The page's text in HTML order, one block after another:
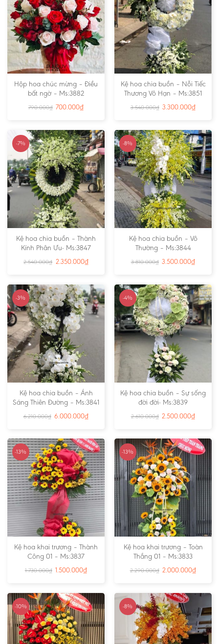
Hộp hoa chúc mừng – Điều
bất ngờ – Ms:3882
790.000₫ 700.000₫
Kệ hoa chia buồn – Nỗi Tiếc
Thương Vô Hạn – Ms:3851
3.540.000₫ 3.300.000₫
-7%
Kệ hoa chia buồn – Thành
Kính Phân Ưu- Ms:3847
2.540.000₫ 2.350.000₫
-8%
Kệ hoa chia buồn – Vô
Thường – Ms:3844
3.810.000₫ 3.500.000₫
-3%
Kệ hoa chia buồn – Ánh
Sáng Thiên Đường – Ms:3841
6.210.000₫ 6.000.000₫
-4%
Kệ hoa chia buồn – Sự sống
đời đời- Ms:3839
2.610.000₫ 2.500.000₫
-13%
Kệ hoa khai trương – Thành
Công 01 – Ms:3837
1.730.000₫ 1.500.000₫
-13%
Kệ hoa khai trương – Toàn
Thắng 01 – Ms:3833
2.290.000₫ 2.000.000₫
-10% -8%